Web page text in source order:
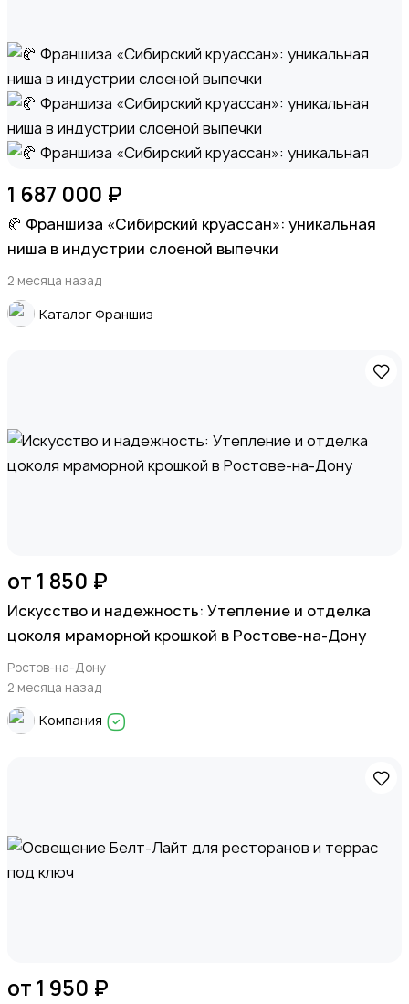
1 687 000 ₽
🥐 Франшиза «Сибирский круассан»: уникальная
ниша в индустрии слоеной выпечки
2 месяца назад
Каталог Франшиз
от 1 850 ₽
Искусство и надежность: Утепление и отделка
цоколя мраморной крошкой в Ростове-на-Дону
Ростов-на-Дону
2 месяца назад
Компания
от 1 950 ₽